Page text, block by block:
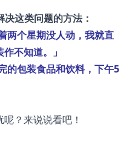
这类问题的方法：
两个星期没人动，我就直
不知道。」
的包装食品和饮料，下午5
？来说说看吧！